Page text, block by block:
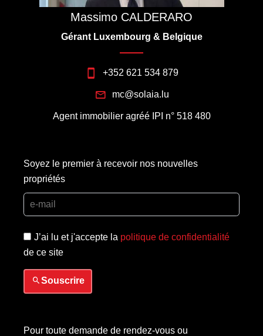
Massimo CALDERARO
Gérant Luxembourg & Belgique
+352 621 534 879
mc@solaia.lu
Agent immobilier agréé IPI n° 518 480
Soyez le premier à recevoir nos nouvelles
propriétés
J’ai lu et j'accepte la politique de confidentialité
de ce site
Souscrire
Pour toute demande de rendez-vous ou